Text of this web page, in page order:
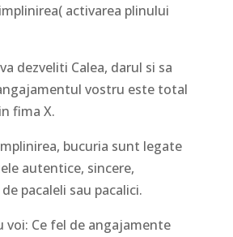
activarea plinului
dezveliti Calea, darul si sa
vostru este total
fima X.
bucuria sunt legate
autentice, sincere,
pacaleli sau pacalici.
voi: Ce fel de angajamente